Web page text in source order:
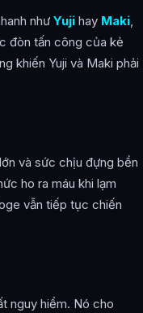
như Yuji hay Maki,
đòn tấn công của kẻ
khiến Yuji và Maki phải
và sức chịu đựng bền
ho ra máu khi lạm
vẫn tiếp tục chiến
nguy hiểm. Nó cho